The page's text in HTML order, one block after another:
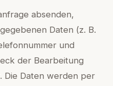
absenden,
Daten (z. B.
und
der Bearbeitung
Die Daten werden per